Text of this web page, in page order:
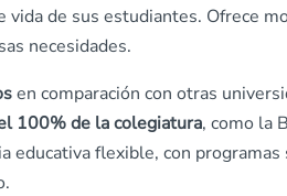
de sus estudiantes. Ofrece
necesidades.
en comparación con otras
100% de la colegiatura, como la
educativa flexible, con